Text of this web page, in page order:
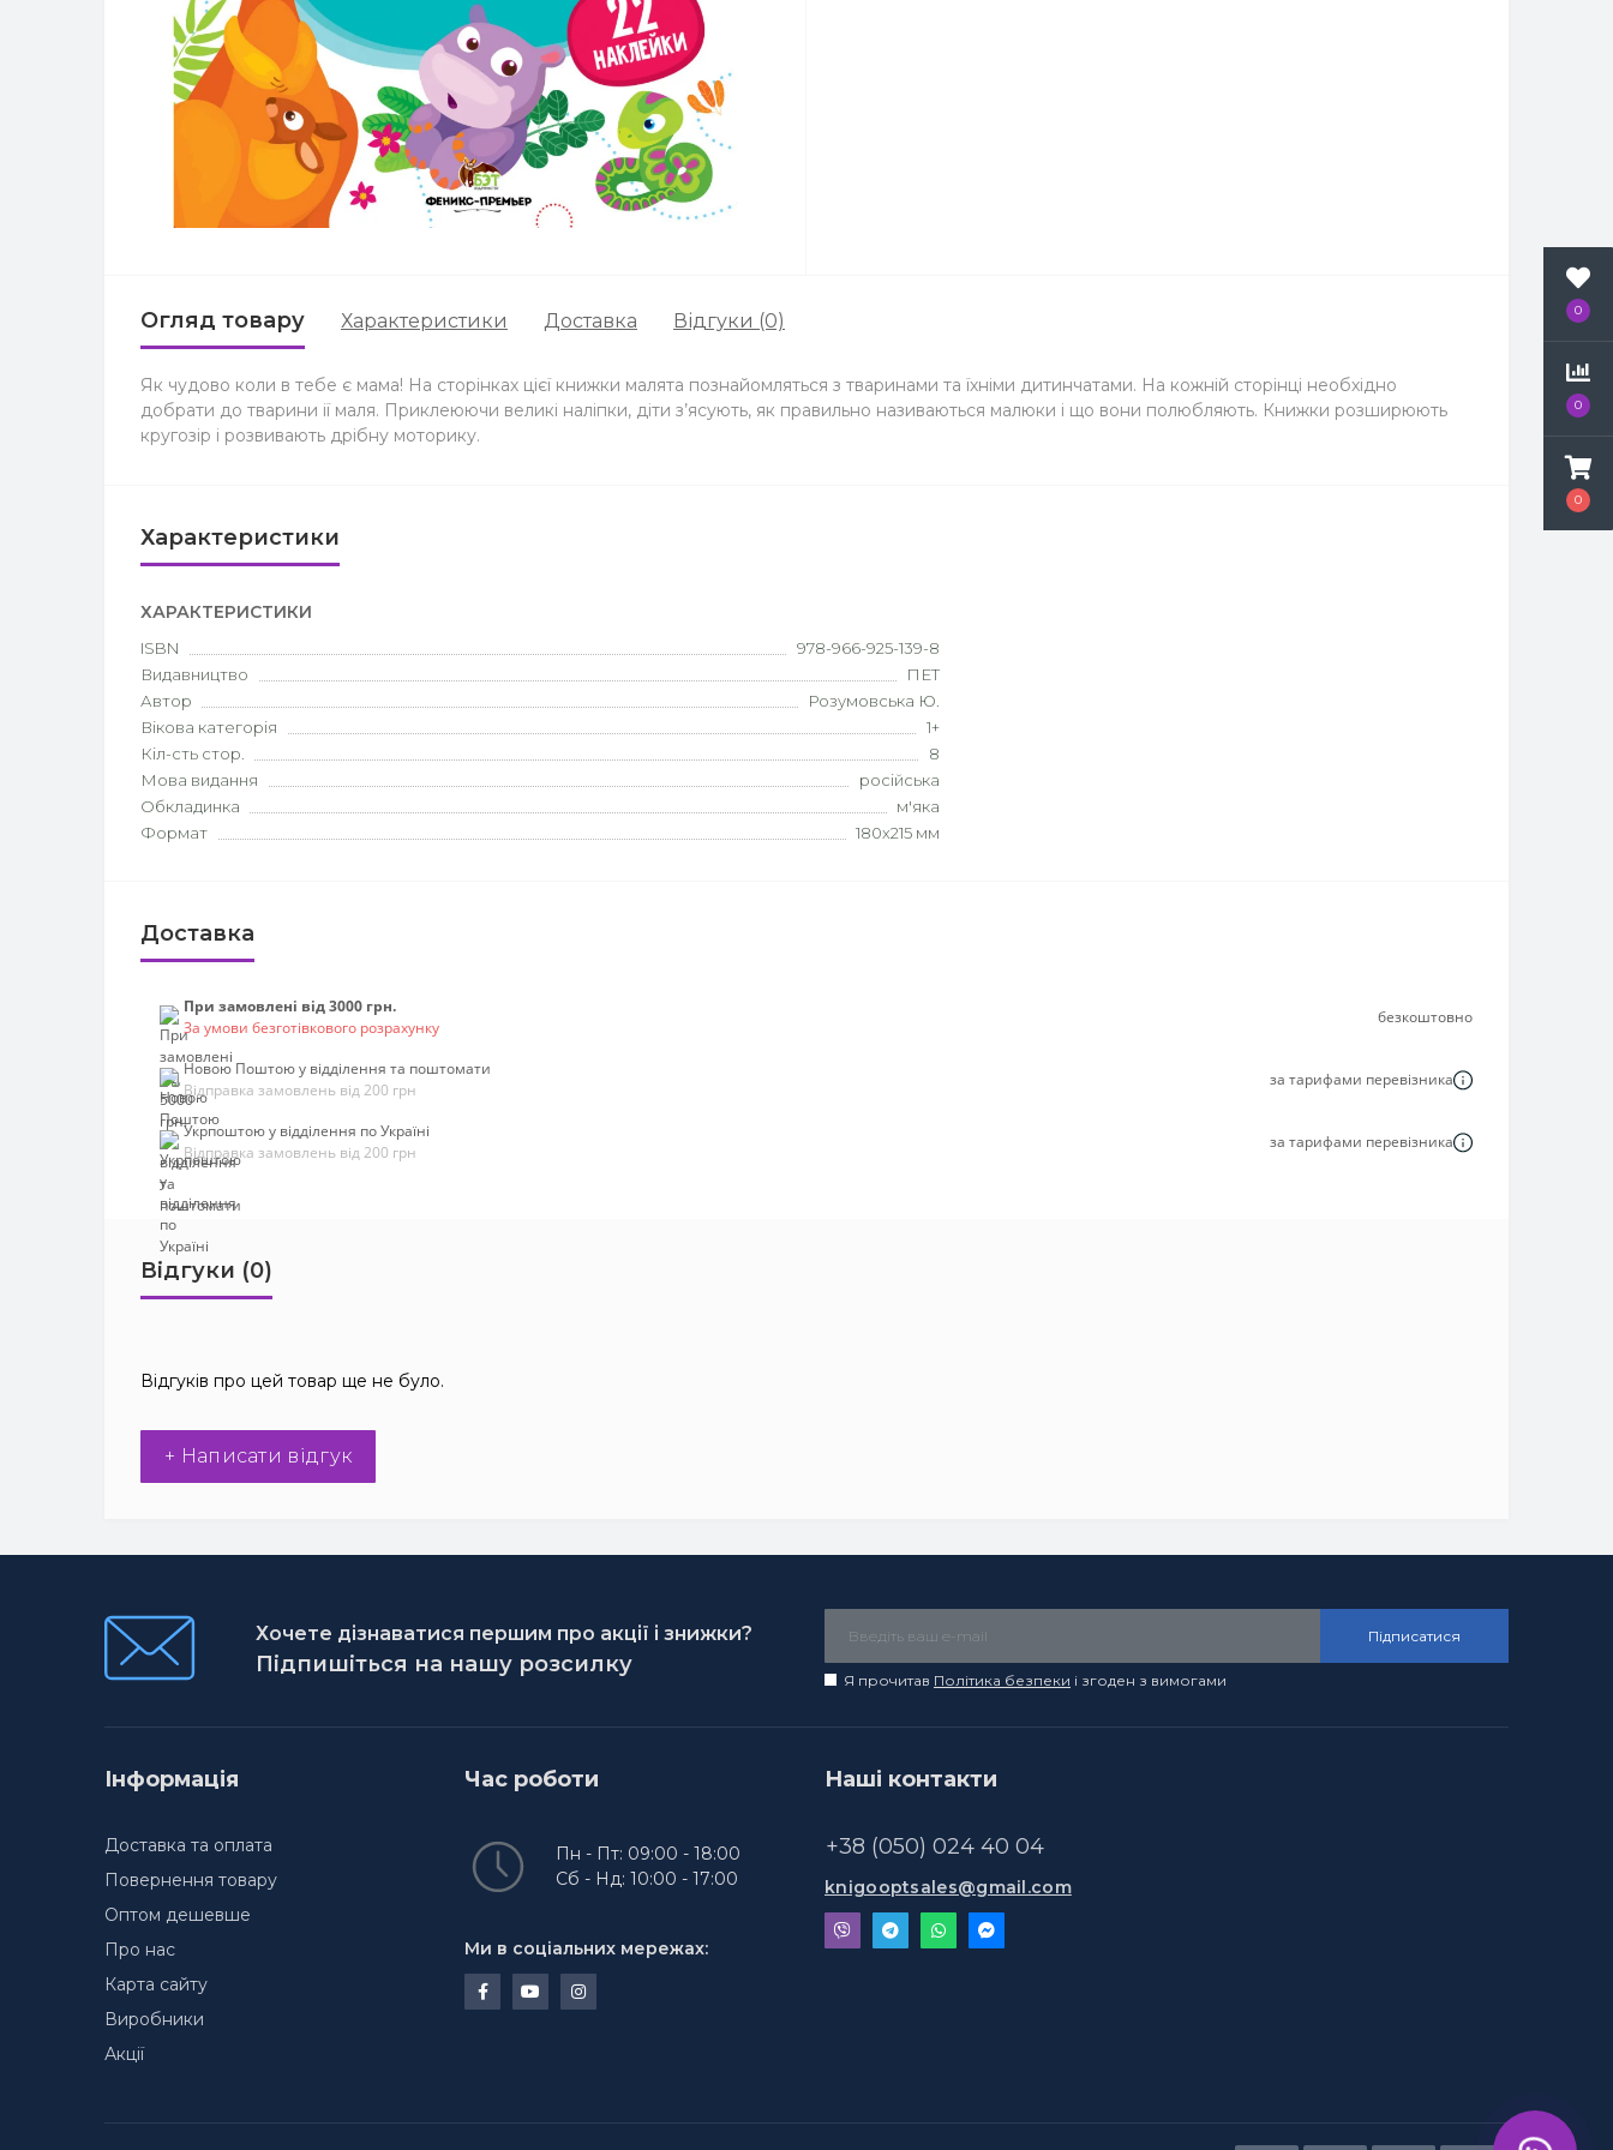
0
0
0
Огляд товару Характеристики Доставка Відгуки (0)
Як чудово коли в тебе є мама! На сторінках цієї книжки малята познайомляться з тваринами та їхніми дитинчатами. На кожній сторінці необхідно
добрати до тварини ії маля. Приклеюючи великі наліпки, діти з’ясують, як правильно називаються малюки і що вони полюбляють. Книжки розширюють
кругозір і розвивають дрібну моторику.
Характеристики
ХАРАКТЕРИСТИКИ
ISBN
978-966-925-139-8
Видавництво
ПЕТ
Автор
Розумовська Ю.
Вікова категорія
1+
Кіл-сть стор.
8
Мова видання
російська
Обкладинка
м'яка
Формат
180х215 мм
Доставка
При замовлені від 3000 грн.
За умови безготівкового розрахунку
безкоштовно
Новою Поштою у відділення та поштомати
Відправка замовлень від 200 грн
за тарифами перевізника
Укрпоштою у відділення по Україні
Відправка замовлень від 200 грн
за тарифами перевізника
Відгуки (0)
Відгуків про цей товар ще не було.
+ Написати відгук
Хочете дізнаватися першим про акції і знижки?
Підпишіться на нашу розсилку
Підписатися
Я прочитав Політика безпеки і згоден з вимогами
Інформація
Доставка та оплата
Повернення товару
Оптом дешевше
Про нас
Карта сайту
Виробники
Акції
Час роботи
Пн - Пт: 09:00 - 18:00
Сб - Нд: 10:00 - 17:00
Ми в соціальних мережах:
Наші контакти
+38 (050) 024 40 04
knigooptsales@gmail.com